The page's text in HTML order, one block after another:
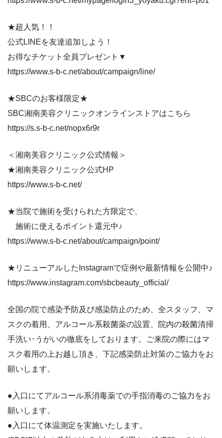
★超人気！！
公式LINEを友達追加しよう！
お得なチケット全員プレゼント▼
https://www.s-b-c.net/about/campaign/line/
★SBCのお客様限定★
SBC湘南美容クリニックオンラインストアはこちら
https://s.s-b-c.net/nopx6r9r
＜湘南美容クリニック公式情報＞
★湘南美容クリニック公式HP
https://www.s-b-c.net/
★当院で施術を受けられた方限定で、
施術に使えるポイント還元中♪
https://www.s-b-c.net/about/campaign/point/
★リニューアルしたInstagramで症例や最新情報を公開中♪
https://www.instagram.com/sbcbeauty_official/
全国の院で感染予防及び感染防止のため、全スタッフ、マ
スクの着用、アルコール系殺菌薬の設置、院内の殺菌清掃
手洗い･うがいの徹底をしております。ご来院の際にはマ
スク着用の上お越し頂き、下記感染防止対策のご協力をお
願いします。
●入口にてアルコール系消毒薬での手指消毒のご協力をお
願いします。
●入口にて体温測定を実施いたします。